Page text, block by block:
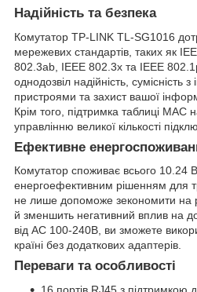
Надійність та безпека
Комутатор TP-LINK TL-SG1016
мережевих стандартів, таких як
802.3ab, IEEE 802.3x та IEEE
однодозвіл надійність,
пристроями та захист вашої
Крім того, підтримка таблиці MAC
управлінню великої кількості
Ефективне
Комутатор споживає всього 10.24
енергоефективним рішенням для
не лише допоможе зекономити на
й зменшить негативний вплив на
від AC 100-240В, ви зможете
країні без додаткових адаптерів.
Переваги та особливості